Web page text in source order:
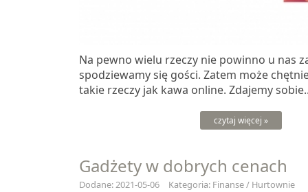
Na pewno wielu rzeczy nie powinno u nas
spodziewamy się gości. Zatem może
takie rzeczy jak kawa online. Zdajemy
czytaj więcej »
Gadżety w dobrych cenach
Dodane: 2021-05-06 Kategoria: Finanse / Hurtownie